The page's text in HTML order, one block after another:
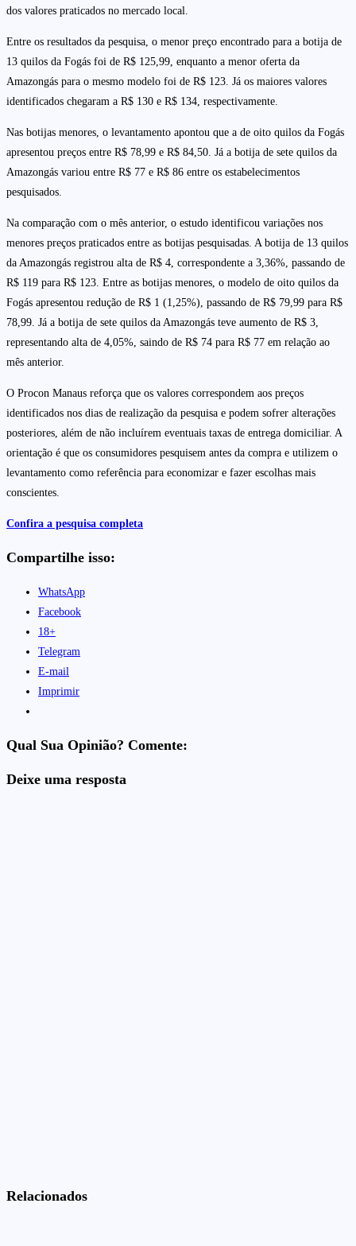
dos valores praticados no mercado local.
Entre os resultados da pesquisa, o menor preço encontrado para a botija de
13 quilos da Fogás foi de R$ 125,99, enquanto a menor oferta da
Amazongás para o mesmo modelo foi de R$ 123. Já os maiores valores
identificados chegaram a R$ 130 e R$ 134, respectivamente.
Nas botijas menores, o levantamento apontou que a de oito quilos da Fogás
apresentou preços entre R$ 78,99 e R$ 84,50. Já a botija de sete quilos da
Amazongás variou entre R$ 77 e R$ 86 entre os estabelecimentos
pesquisados.
Na comparação com o mês anterior, o estudo identificou variações nos
menores preços praticados entre as botijas pesquisadas. A botija de 13 quilos
da Amazongás registrou alta de R$ 4, correspondente a 3,36%, passando de
R$ 119 para R$ 123. Entre as botijas menores, o modelo de oito quilos da
Fogás apresentou redução de R$ 1 (1,25%), passando de R$ 79,99 para R$
78,99. Já a botija de sete quilos da Amazongás teve aumento de R$ 3,
representando alta de 4,05%, saindo de R$ 74 para R$ 77 em relação ao
mês anterior.
O Procon Manaus reforça que os valores correspondem aos preços
identificados nos dias de realização da pesquisa e podem sofrer alterações
posteriores, além de não incluírem eventuais taxas de entrega domiciliar. A
orientação é que os consumidores pesquisem antes da compra e utilizem o
levantamento como referência para economizar e fazer escolhas mais
conscientes.
Confira a pesquisa completa
Compartilhe isso:
WhatsApp
Facebook
18+
Telegram
E-mail
Imprimir
Qual Sua Opinião? Comente:
Deixe uma resposta
Relacionados